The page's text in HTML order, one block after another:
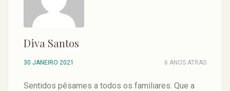
Diva Santos
30 JANEIRO 2021 6 ANOS ATRAS
Sentidos pêsames a todos os familiares. Que a